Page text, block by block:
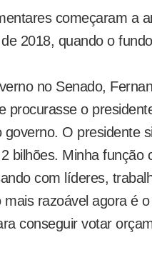
começaram a
2018, quando o
no Senado,
procurasse o
O presidente
bilhões. Minha função
com líderes,
razoável agora é
conseguir votar